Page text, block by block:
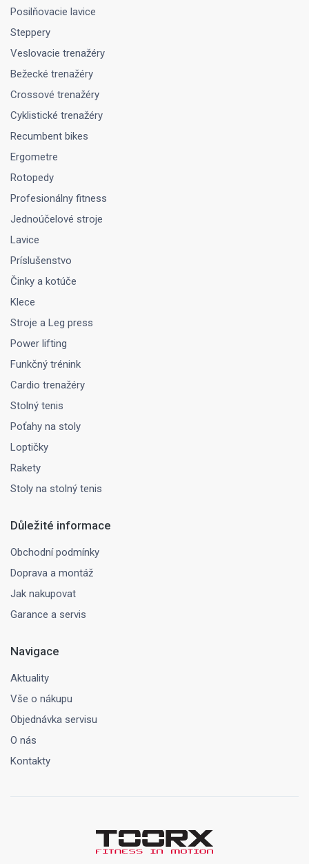
Posilňovacie lavice
Steppery
Veslovacie trenažéry
Bežecké trenažéry
Crossové trenažéry
Cyklistické trenažéry
Recumbent bikes
Ergometre
Rotopedy
Profesionálny fitness
Jednoúčelové stroje
Lavice
Príslušenstvo
Činky a kotúče
Klece
Stroje a Leg press
Power lifting
Funkčný trénink
Cardio trenažéry
Stolný tenis
Poťahy na stoly
Loptičky
Rakety
Stoly na stolný tenis
Důležité informace
Obchodní podmínky
Doprava a montáž
Jak nakupovat
Garance a servis
Navigace
Aktuality
Vše o nákupu
Objednávka servisu
O nás
Kontakty